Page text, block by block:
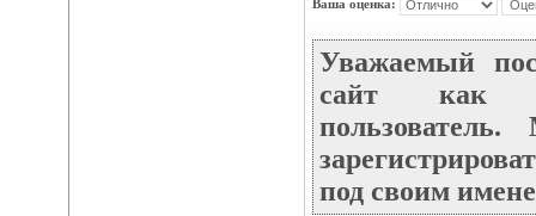
Ваша оценка:
Уважаемый
сайт как
под своим